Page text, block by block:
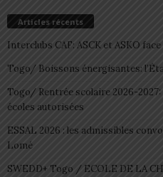
Articles récents
Interclubs CAF: ASCK et ASKO
Togo/ Boissons énergisantes:
Togo/ Rentrée scolaire 2026-
écoles autorisées
ESSAL 2026 : les admissibles
Lomé
SWEDD+ Togo / ECOLE DE LA